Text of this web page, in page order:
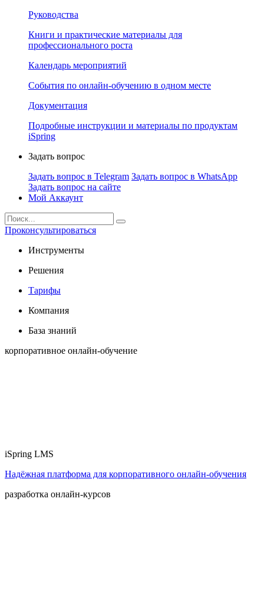
Руководства
Книги и практические материалы для
профессионального роста
Календарь мероприятий
События по онлайн-обучению в одном месте
Документация
Подробные инструкции и материалы по продуктам
iSpring
Задать вопрос
Задать вопрос в Telegram Задать вопрос в WhatsApp
Задать вопрос на сайте
Мой Аккаунт
Проконсультироваться
Инструменты
Решения
Тарифы
Компания
База знаний
корпоративное онлайн-обучение
iSpring LMS
Надёжная платформа для корпоративного онлайн‑обучения
разработка онлайн-курсов